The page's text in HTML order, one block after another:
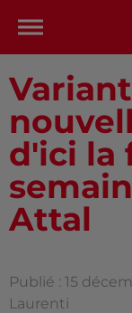
d'ici la
Attal
Publié : 15
Laurenti